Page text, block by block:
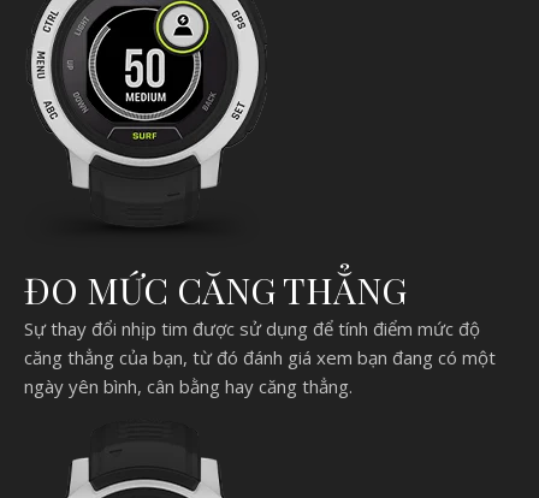
ĐO MỨC CĂNG THẲNG
Sự thay đổi nhịp tim được sử dụng để tính điểm mức độ
căng thẳng của bạn, từ đó đánh giá xem bạn đang có một
ngày yên bình, cân bằng hay căng thẳng.